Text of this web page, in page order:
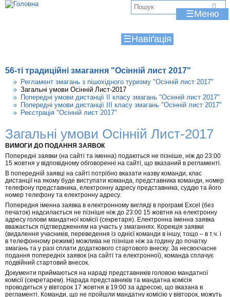
Jump to navigation
☰
56-ті традиційні змагання "Осінній лист 2017"
Регламент змагань з пішохідного туризму "Осінній лист 2017"
Загальні умови Осінній Лист-2017
Попередні умови дистанції ІІ класу змагань "Осінній лист 2017"
Попередні умови дистанції ІІІ класу змагань "Осінній лист 2017"
Реєстрація "Осінній лист 2017"
☰
Загальні умови Осінній Лист-2017
ВИМОГИ ДО ПОДАННЯ ЗАЯВОК
Попередні заявки (на сайті та іменна) подаються не пізніше, ніж до 23:00
15 жовтня у відповідному обговоренні на сайті, що вказаний в регламенті.
В попередній заявці на сайті потрібно вказати назву команди, клас
дистанції на якому буде виступати команда, представника команди, номер
телефону представника, електронну адресу представника, суддю та його
номер телефону та електронну адресу.
Попередня іменна заявка в електронному вигляді в програмі Excel (без
печаток) надсилається не пізніше ніж до 23:00 15 жовтня на електронну
адресу голови мандатної комісії (секретаря). Електронна іменна заявка
вважається підтвердженням на участь у змаганнях. Корекція заявки
(видалення учасників, переведення із однієї команди в іншу, тощо – в т.ч. і
в телефонному режимі) можлива не пізніше ніж за годину до початку
змагань та у разі сплати додаткового стартового внеску. За несвоєчасне
подання попередніх заявок (на сайті та електронної), команда сплачує
подвійний стартовий внесок.
Документи приймаються на нараді представників головою мандатної
комісії (секретарем). Нарада представників та мандатна комісія
проводиться у вівторок 17 жовтня в 19:00 за адресою, що вказана в
регламенті. Команди, що не пройшли мандатну комісію у вівторок, можуть